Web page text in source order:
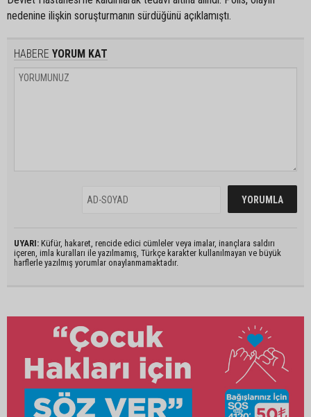
nedenine ilişkin soruşturmanın sürdüğünü açıklamıştı.
HABERE YORUM KAT
UYARI: Küfür, hakaret, rencide edici cümleler veya imalar, inançlara saldırı
içeren, imla kuralları ile yazılmamış, Türkçe karakter kullanılmayan ve büyük
harflerle yazılmış yorumlar onaylanmamaktadır.